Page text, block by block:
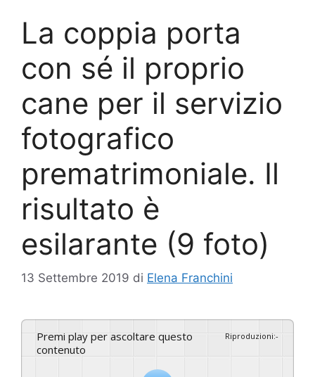
La coppia porta
con sé il proprio
cane per il servizio
fotografico
prematrimoniale. Il
risultato è
esilarante (9 foto)
13 Settembre 2019 di Elena Franchini
Premi play per ascoltare questo
contenuto
Riproduzioni:-